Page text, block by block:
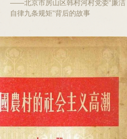
——北京市房山区韩村河村党委“廉洁
自律九条规矩”背后的故事